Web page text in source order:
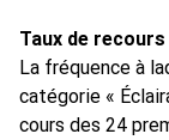
Taux de
La fréquence à
catégorie «
cours des 24